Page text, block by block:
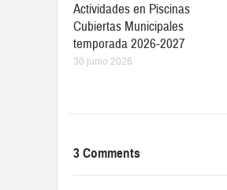
Actividades en Piscinas
Cubiertas Municipales
temporada 2026-2027
30 junio 2026
3 Comments